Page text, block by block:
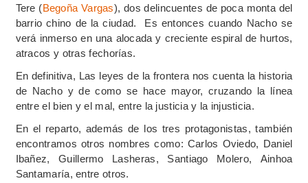
Tere (Begoña Vargas), dos delincuentes de poca monta del
barrio chino de la ciudad. Es entonces cuando Nacho se
verá inmerso en una alocada y creciente espiral de hurtos,
atracos y otras fechorías.
En definitiva, Las leyes de la frontera nos cuenta la historia
de Nacho y de como se hace mayor, cruzando la línea
entre el bien y el mal, entre la justicia y la injusticia.
En el reparto, además de los tres protagonistas, también
encontramos otros nombres como: Carlos Oviedo, Daniel
Ibañez,
Guillermo Lasheras, Santiago Molero,
Ainhoa
Santamaría, entre otros.